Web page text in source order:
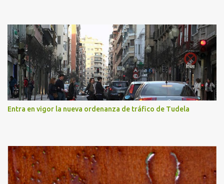
Entra en vigor la nueva ordenanza de tráfico de Tudela